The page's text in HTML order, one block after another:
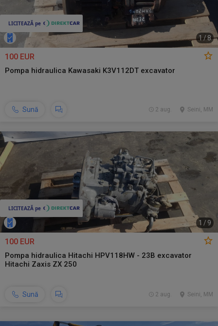
1 /8
100 EUR
Pompa hidraulica Kawasaki K3V112DT excavator
Sună Seini, MM
2 aug.
1 / 9
100 EUR
Pompa hidraulica Hitachi HPV118HW - 23B excavator
Hitachi Zaxis ZX 250
Sună Seini, MM
2 aug.